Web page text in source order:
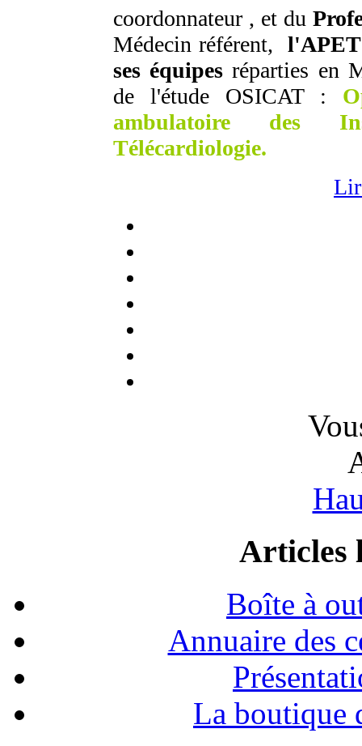
coordonnateur , et du
Médecin référent,
ses équipes réparties en
de l'étude OSICAT :
ambulatoire des
Télécardiologie.
Articles
Boîte à
Annuaire des
La boutique